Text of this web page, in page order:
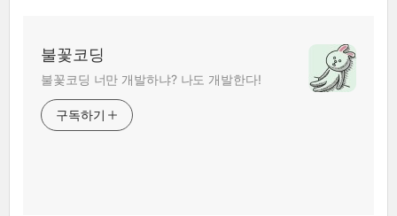
불꽃코딩
불꽃코딩 너만 개발하냐? 나도 개발한다!
구독하기